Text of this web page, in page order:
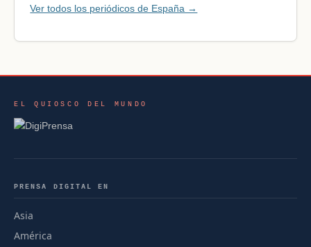
Ver todos los periódicos de España →
EL QUIOSCO DEL MUNDO
PRENSA DIGITAL EN
Asia
América